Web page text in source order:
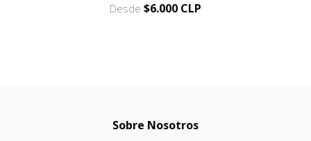
Desde $6.000 CLP
Sobre Nosotros